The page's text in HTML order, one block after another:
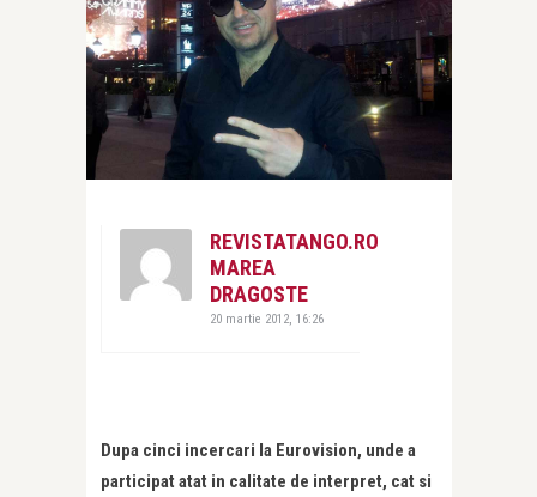
REVISTATANGO.RO
MAREA
DRAGOSTE
20 martie 2012, 16:26
Dupa cinci incercari la Eurovision, unde a
participat atat in calitate de interpret, cat si